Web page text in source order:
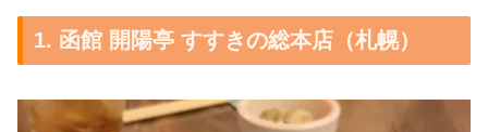
1. 函館 開陽亭 すすきの総本店（札幌）